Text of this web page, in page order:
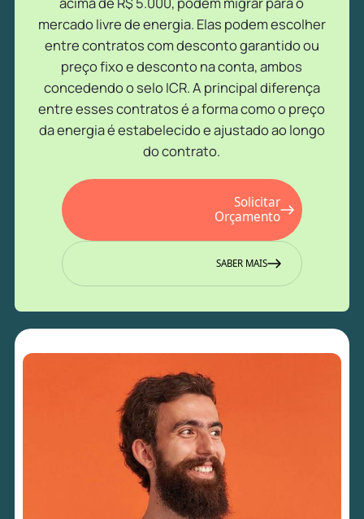
mercado livre de energia. Elas podem escolher
entre contratos com desconto garantido ou
preço fixo e desconto na conta, ambos
concedendo o selo ICR. A principal diferença
entre esses contratos é a forma como o preço
da energia é estabelecido e ajustado ao longo
do contrato.
Solicitar
Orçamento
SABER MAIS